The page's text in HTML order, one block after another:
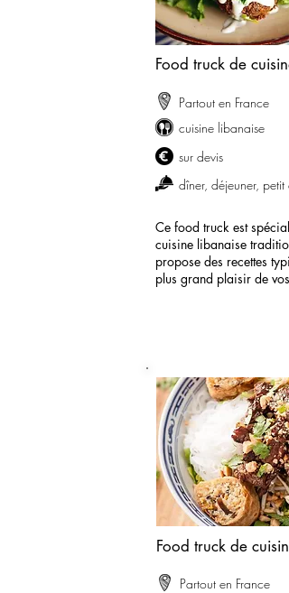
Food truck de
Partout en France
cuisine libanaise
sur devis
dîner, déjeuner, petit
Ce food truck est
cuisine libanaise
propose des recettes
plus grand plaisir de vos
Food truck de
Partout en France